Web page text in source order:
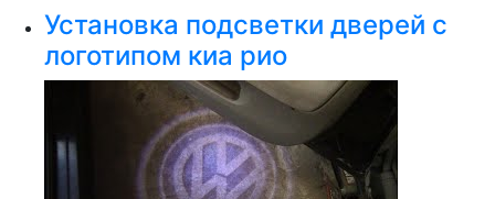
Установка подсветки дверей с
логотипом киа рио